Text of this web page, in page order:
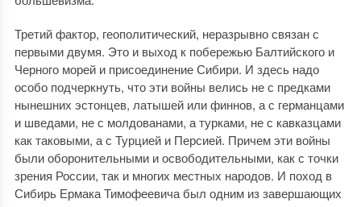
Третий фактор, геополитический, неразрывно связан с
первыми двумя. Это и выход к побережью Балтийского и
Черного морей и присоединение Сибири. И здесь надо
особо подчеркнуть, что эти войны велись не с предками
нынешних эстонцев, латышей или финнов, а с германцами
и шведами, не с молдованами, а турками, не с кавказцами
как таковыми, а с Турцией и Персией. Причем эти войны
были оборонительными и освободительными, как с точки
зрения России, так и многих местных народов. И поход в
Сибирь Ермака Тимофеевича был одним из завершающих